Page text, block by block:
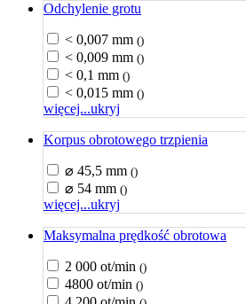
Odchylenie grotu
< 0,007 mm ()
< 0,009 mm ()
< 0,1 mm ()
< 0,015 mm ()
więcej...ukryj
Korpus obrotowego trzpienia
⌀ 45,5 mm ()
⌀ 54 mm ()
więcej...ukryj
Maksymalna prędkość obrotowa
2 000 ot/min ()
4800 ot/min ()